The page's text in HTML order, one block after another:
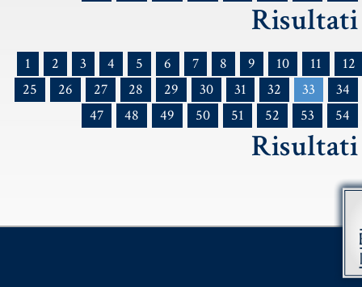
Risultati
1 2 3 4 5 6 7 8 9 10 11
12
25
26 27 28 29 30 31 32 33
34
47
48 49 50 51 52 53 54
Risultati